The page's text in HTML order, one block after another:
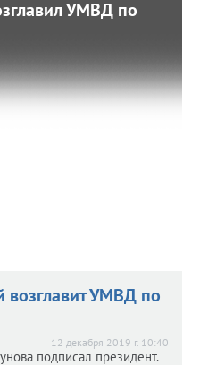
УМВД по
возглавил УМВД по
к своим обязанностям 22
октября.
возглавит УМВД по
12 декабря 2019 г. 10:40
подписал президент.